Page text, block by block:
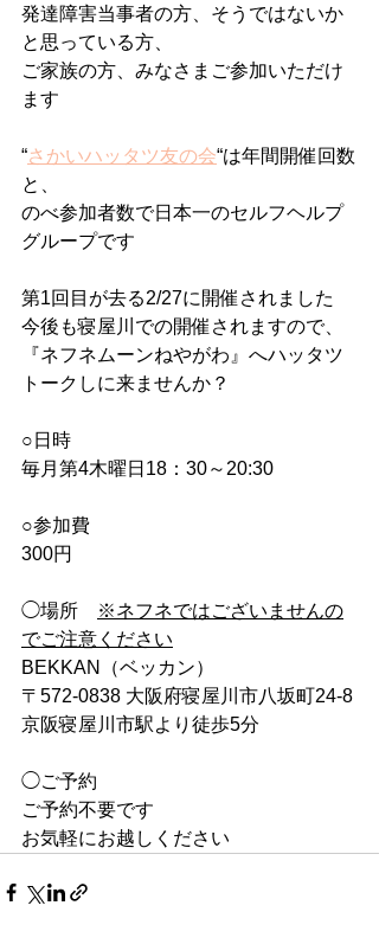
発達障害当事者の方、そうではないか
と思っている方、
ご家族の方、みなさまご参加いただけ
ます
“さかいハッタツ友の会“は年間開催回数
と、
のべ参加者数で日本一のセルフヘルプ
グループです
第1回目が去る2/27に開催されました
今後も寝屋川での開催されますので、
『ネフネムーンねやがわ』へハッタツ
トークしに来ませんか？
○日時
毎月第4木曜日18：30～20:30
○参加費
300円
◯場所
※ネフネではございませんの
でご注意ください
BEKKAN（ベッカン）
〒572-0838 大阪府寝屋川市八坂町24-8
京阪寝屋川市駅より徒歩5分
◯ご予約
ご予約不要です
お気軽にお越しください